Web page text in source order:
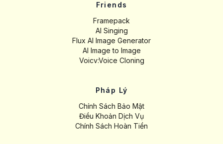
Friends
Framepack
AI Singing
Flux AI Image Generator
AI Image to Image
Voicv:Voice Cloning
Pháp Lý
Chính Sách Bảo Mật
Điều Khoản Dịch Vụ
Chính Sách Hoàn Tiền